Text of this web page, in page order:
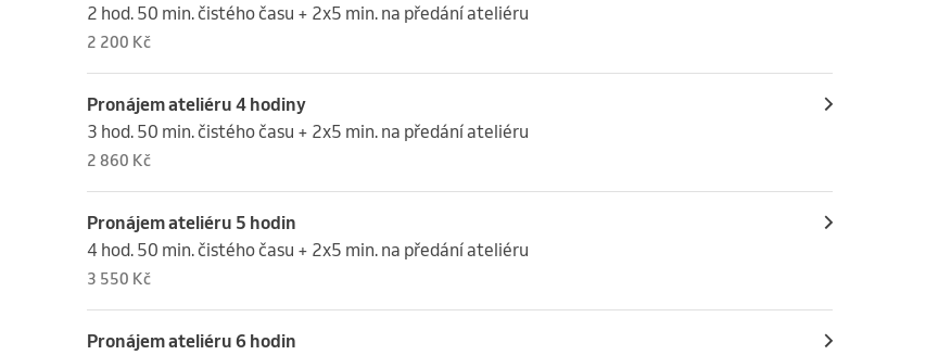
2 hod. 50 min. čistého času + 2x5 min. na předání ateliéru
2 200 Kč
Pronájem ateliéru 4 hodiny
3 hod. 50 min. čistého času + 2x5 min. na předání ateliéru
2 860 Kč
Pronájem ateliéru 5 hodin
4 hod. 50 min. čistého času + 2x5 min. na předání ateliéru
3 550 Kč
Pronájem ateliéru 6 hodin